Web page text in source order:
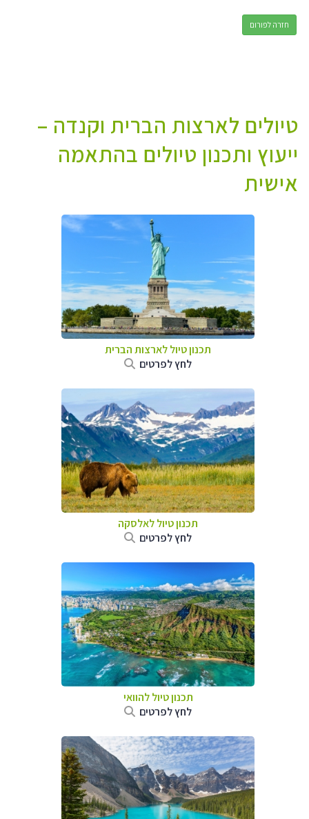
חזרה לפורום
טיולים לארצות הברית וקנדה –
ייעוץ ותכנון טיולים בהתאמה
אישית
תכנון טיול לארצות הברית
לחץ לפרטים
תכנון טיול לאלסקה
לחץ לפרטים
תכנון טיול להוואי
לחץ לפרטים